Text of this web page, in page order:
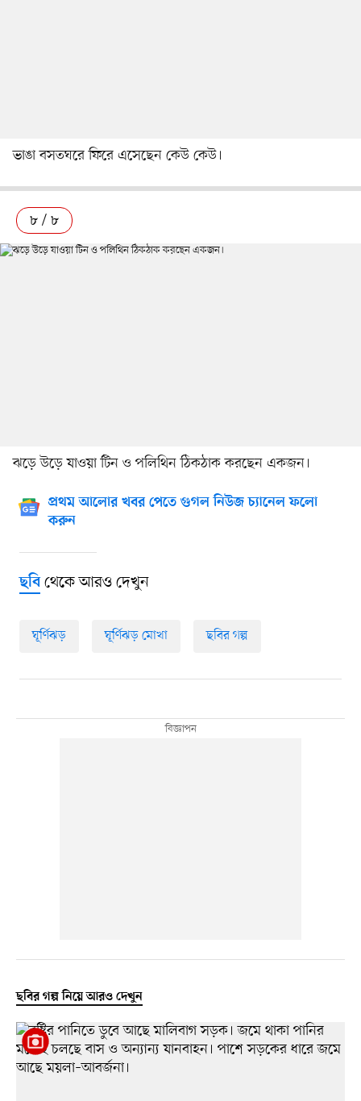
ভাঙা বসতঘরে ফিরে এসেছেন কেউ কেউ।
৮ / ৮
ঝড়ে উড়ে যাওয়া টিন ও পলিথিন ঠিকঠাক করছেন একজন।
প্রথম আলোর খবর পেতে গুগল নিউজ চ্যানেল ফলো
করুন
ছবিথেকে আরও দেখুন
ঘূর্ণিঝড় ঘূর্ণিঝড় মোখা ছবির গল্প
ছবির গল্প নিয়ে আরও দেখুন